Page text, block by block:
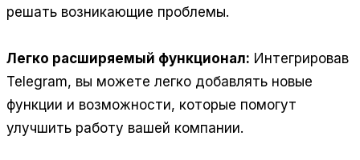
решать возникающие проблемы.
Легко расширяемый функционал: Интегрировав
Telegram, вы можете легко добавлять новые
функции и возможности, которые помогут
улучшить работу вашей компании.